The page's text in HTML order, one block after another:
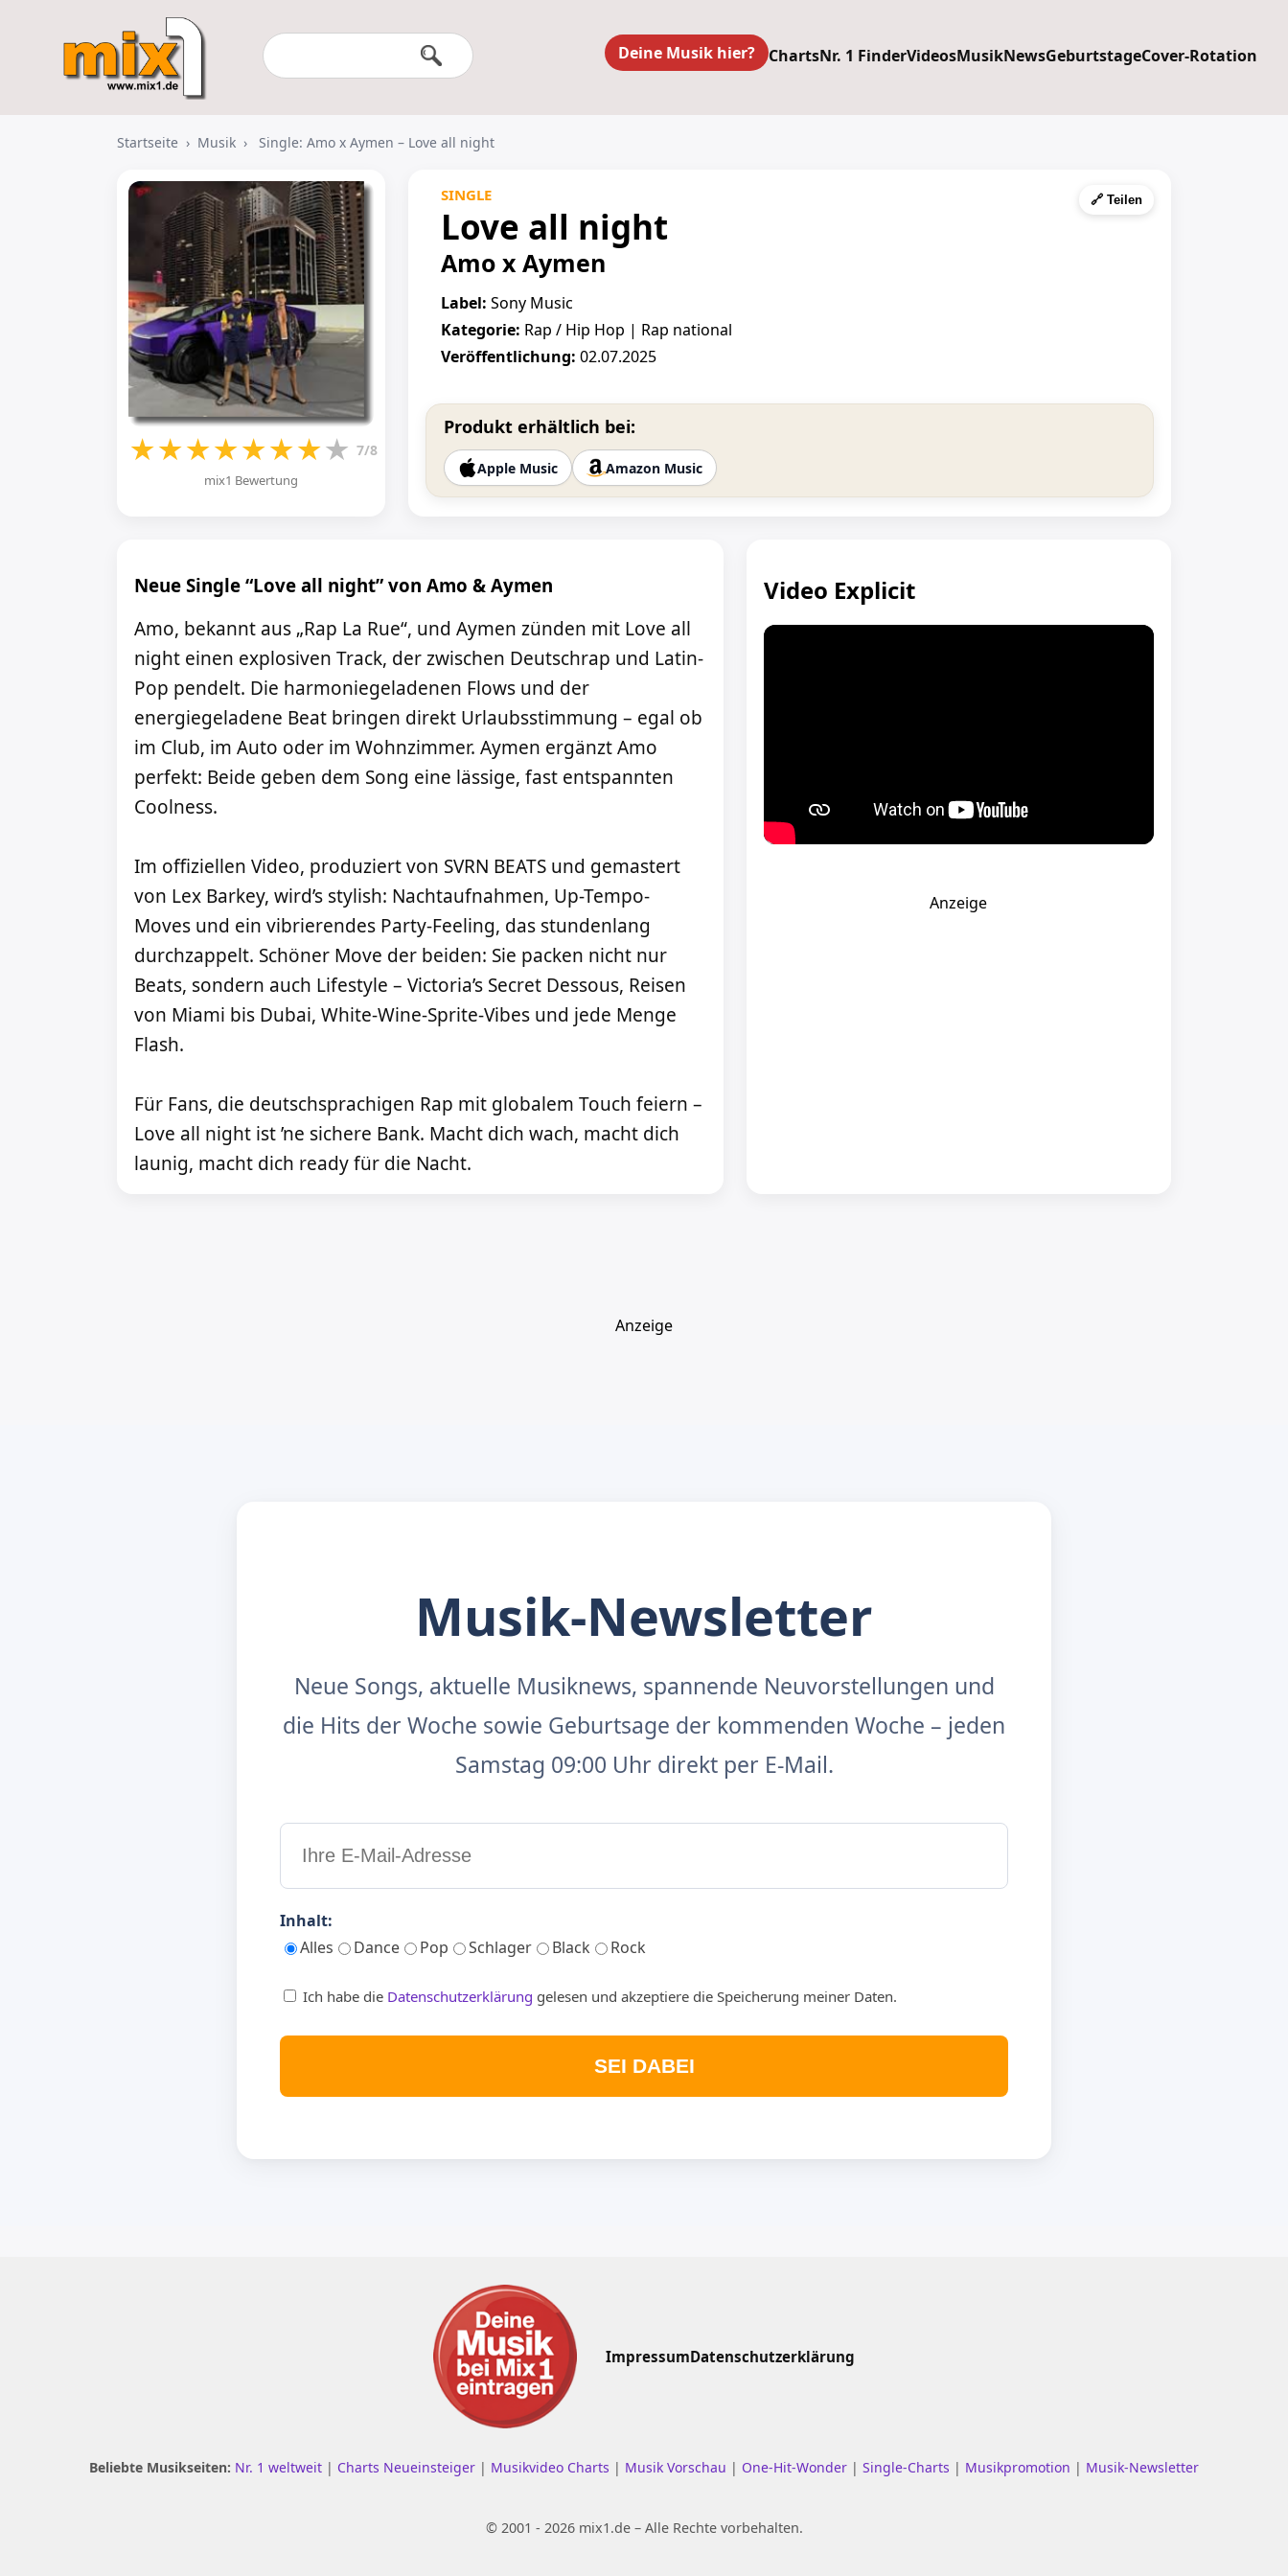
Deine Musik hier? ChartsNr. 1 FinderVideosMusikNewsGeburtstageCover-Rotation
Startseite › Musik › Single: Amo x Aymen – Love all night
★★★★★★★★ 7/8
mix1 Bewertung
🔗 Teilen
SINGLE
Love all night
Amo x Aymen
Label: Sony Music
Kategorie: Rap / Hip Hop | Rap national
Veröffentlichung: 02.07.2025
Produkt erhältlich bei:
Apple Music Amazon Music
Neue Single “Love all night” von Amo & Aymen
Amo, bekannt aus „Rap La Rue“, und Aymen zünden mit Love all
night einen explosiven Track, der zwischen Deutschrap und Latin-
Pop pendelt. Die harmoniegeladenen Flows und der
energiegeladene Beat bringen direkt Urlaubsstimmung – egal ob
im Club, im Auto oder im Wohnzimmer. Aymen ergänzt Amo
perfekt: Beide geben dem Song eine lässige, fast entspannten
Coolness.
Im offiziellen Video, produziert von SVRN BEATS und gemastert
von Lex Barkey, wird’s stylish: Nachtaufnahmen, Up-Tempo-
Moves und ein vibrierendes Party-Feeling, das stundenlang
durchzappelt. Schöner Move der beiden: Sie packen nicht nur
Beats, sondern auch Lifestyle – Victoria’s Secret Dessous, Reisen
von Miami bis Dubai, White-Wine-Sprite-Vibes und jede Menge
Flash.
Für Fans, die deutschsprachigen Rap mit globalem Touch feiern –
Love all night ist ’ne sichere Bank. Macht dich wach, macht dich
launig, macht dich ready für die Nacht.
Video Explicit
Anzeige
Anzeige
Musik-Newsletter
Neue Songs, aktuelle Musiknews, spannende Neuvorstellungen und
die Hits der Woche sowie Geburtsage der kommenden Woche – jeden
Samstag 09:00 Uhr direkt per E-Mail.
Inhalt:
Alles
Dance Pop Schlager Black Rock
Ich habe die Datenschutzerklärung gelesen und akzeptiere die Speicherung meiner Daten.
SEI DABEI
ImpressumDatenschutzerklärung
Beliebte Musikseiten: Nr. 1 weltweit | Charts Neueinsteiger | Musikvideo Charts | Musik Vorschau | One-Hit-Wonder | Single-Charts | Musikpromotion | Musik-Newsletter
© 2001 - 2026 mix1.de – Alle Rechte vorbehalten.